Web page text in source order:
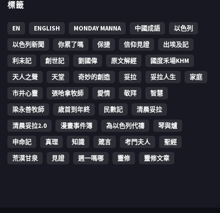
標籤
EN ENGLISH MONDAY MANNA 中國成語
以色列
以色列新聞
你累了嗎 保捷 信仰見證
出埃及記
利未記
創世記 劉國偉 原文解經
國度禾場KHM
天人之聲
天堂 奇妙的創造 妥拉 妥拉人生
家庭
市井心靈
張哈拿牧師 愛情 敬拜
智慧
梁永善牧師
歳首到年終 民數記
清晨妥拉
清晨妥拉2.0
漫畫事件簿 為以色列代禱
琴與爐
申命記
真理 知識 箴言 考門夫人
聖經
荒漠甘泉
見證 週一嗎哪 靈修 靈修文章